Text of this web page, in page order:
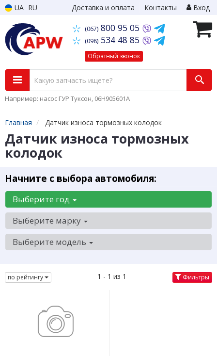
UA RU Доставка и оплата Контакты Вход
(067) 800 95 05
(098) 534 48 85
Обратный звонок
Например: насос ГУР Туксон, 06H905601A
Главная Датчик износа тормозных колодок
Датчик износа тормозных
колодок
Начните с выбора автомобиля:
Выберите год
Выберите марку
Выберите модель
по рейтингу 1 - 1 из 1 Фильтры